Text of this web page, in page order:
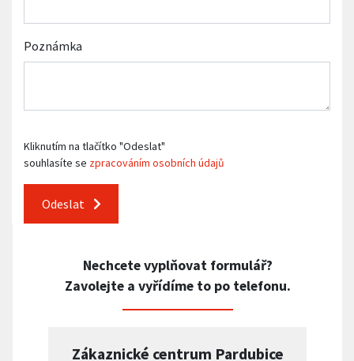
Poznámka
Kliknutím na tlačítko "Odeslat"
souhlasíte se zpracováním osobních údajů
Odeslat
Nechcete vyplňovat formulář?
Zavolejte a vyřídíme to po telefonu.
Zákaznické centrum Pardubice